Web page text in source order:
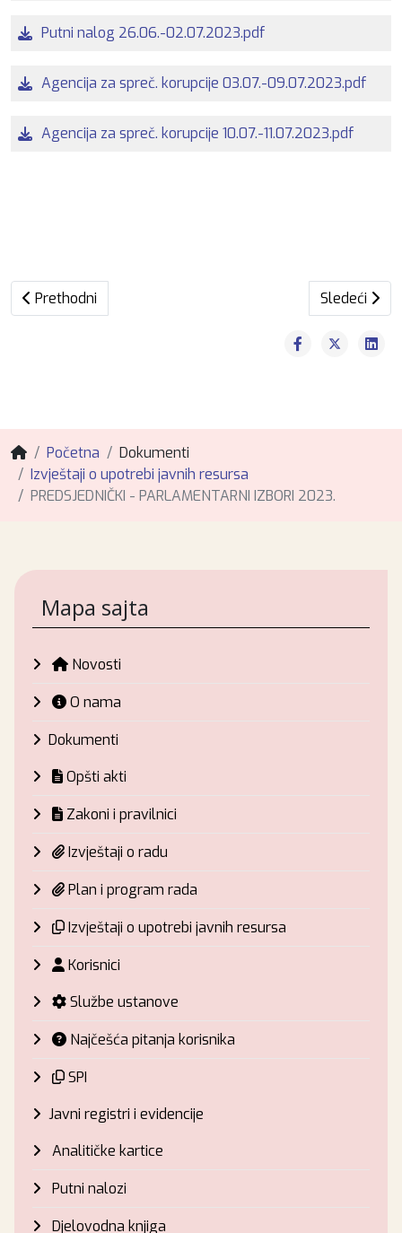
Putni nalog 26.06.-02.07.2023.pdf
Agencija za spreč. korupcije 03.07.-09.07.2023.pdf
Agencija za spreč. korupcije 10.07.-11.07.2023.pdf
Prethodni članak: MEDIJI
Prethodni Sledeći
Sledeći
Početna
Dokumenti
Izvještaji o upotrebi javnih resursa
PREDSJEDNIČKI - PARLAMENTARNI IZBORI 2023.
Mapa sajta
Novosti
O nama
Dokumenti
Opšti akti
Zakoni i pravilnici
Izvještaji o radu
Plan i program rada
Izvještaji o upotrebi javnih resursa
Korisnici
Službe ustanove
Najčešća pitanja korisnika
SPI
Javni registri i evidencije
Analitičke kartice
Putni nalozi
Djelovodna knjiga